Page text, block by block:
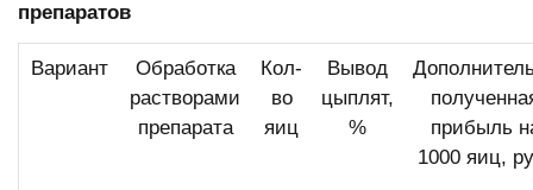
препаратов
Вариант
Обработка
растворами
препарата
Кол-
во
яиц
Вывод
цыплят,
%
прибыль
1000 яиц,